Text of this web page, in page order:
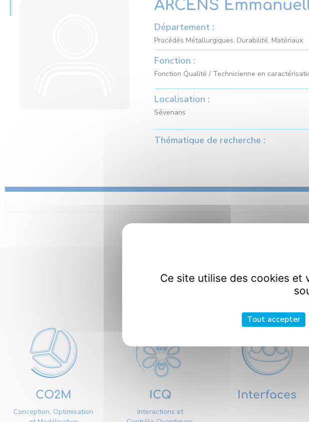
ARCENS
Département :
Procédés Métallurgiques, Durabilité, Matériaux
Fonction :
Fonction Qualité / Technicienne en
Localisation :
Sévenans
Thématique de recherche :
Nos
CO2M
Conception, Optimisation
ICQ
Interactions et
Interfaces
Ce site utilise des cookies et
Tout accepter